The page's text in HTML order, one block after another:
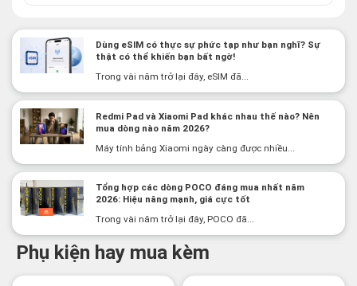
Dùng eSIM có thực sự phức tạp như bạn nghĩ? Sự
thật có thể khiến bạn bất ngờ!
Trong vài năm trở lại đây, eSIM đã...
Redmi Pad và Xiaomi Pad khác nhau thế nào? Nên
mua dòng nào năm 2026?
Máy tính bảng Xiaomi ngày càng được nhiều...
Tổng hợp các dòng POCO đáng mua nhất năm
2026: Hiệu năng mạnh, giá cực tốt
Trong vài năm trở lại đây, POCO đã...
Phụ kiện hay mua kèm